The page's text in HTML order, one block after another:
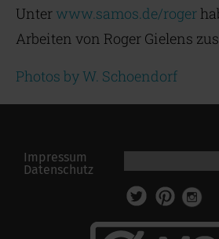
Unter www.samos.de/roger
Arbeiten von Roger Gielens
Photos by W. Schoendorf
Impressum
Datenschutz